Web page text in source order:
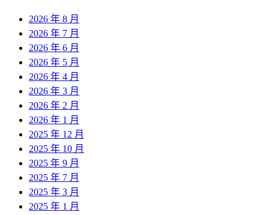
2026 年 8 月
2026 年 7 月
2026 年 6 月
2026 年 5 月
2026 年 4 月
2026 年 3 月
2026 年 2 月
2026 年 1 月
2025 年 12 月
2025 年 10 月
2025 年 9 月
2025 年 7 月
2025 年 3 月
2025 年 1 月